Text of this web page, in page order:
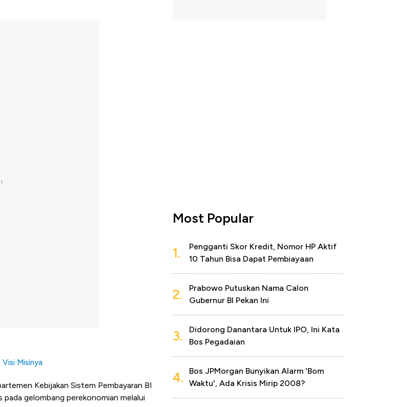
Misinya
Kebijakan Sistem Pembayaran BI
gelombang perekonomian melalui
Most Popular
1.
Pengganti Skor Kredit, Nomor HP Aktif
10 Tahun Bisa Dapat Pembiayaan
2.
Prabowo Putuskan Nama Calon
Gubernur BI Pekan Ini
3.
Didorong Danantara Untuk IPO, Ini Kata
Bos Pegadaian
4.
Bos JPMorgan Bunyikan Alarm 'Bom
Waktu', Ada Krisis Mirip 2008?